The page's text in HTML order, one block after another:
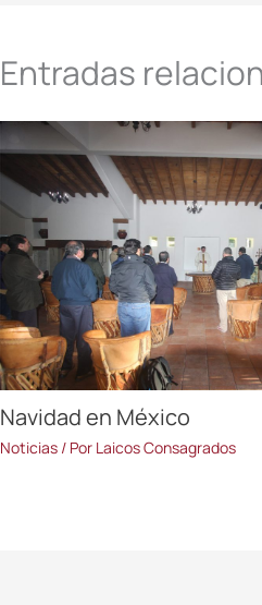
Entradas
Navidad en México
Noticias/ Por Laicos Consagrados